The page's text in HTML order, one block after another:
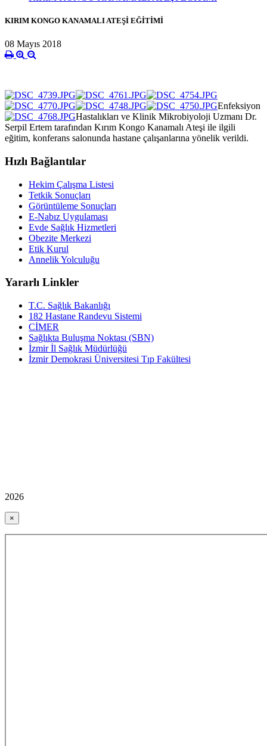
KIRIM KONGO KANAMALI ATEŞİ EĞİTİMİ
08 Mayıs 2018
Enfeksiyon
Hastalıkları ve Klinik Mikrobiyoloji Uzmanı Dr.
Serpil Ertem tarafından Kırım Kongo Kanamalı Ateşi ile ilgili
eğitim, konferans salonunda hastane çalışanlarına yönelik verildi.
Hızlı Bağlantılar
Hekim Çalışma Listesi
Tetkik Sonuçları
Görüntüleme Sonuçları
E-Nabız Uygulaması
Evde Sağlık Hizmetleri
Obezite Merkezi
Etik Kurul
Annelik Yolculuğu
Yararlı Linkler
T.C. Sağlık Bakanlığı
182 Hastane Randevu Sistemi
CİMER
Sağlıkta Buluşma Noktası (SBN)
İzmir İl Sağlık Müdürlüğü
İzmir Demokrasi Üniversitesi Tıp Fakültesi
2026
×